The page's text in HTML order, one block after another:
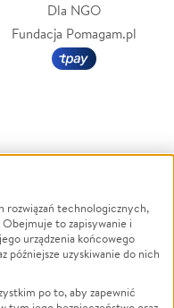
Dla NGO
Fundacja Pomagam.pl
Powódź
Wichura
NGO
Edukacja
rozwiązań technologicznych,
to zapisywanie i
urządzenia końcowego
późniejsze uzyskiwanie do nich
po to, aby zapewnić